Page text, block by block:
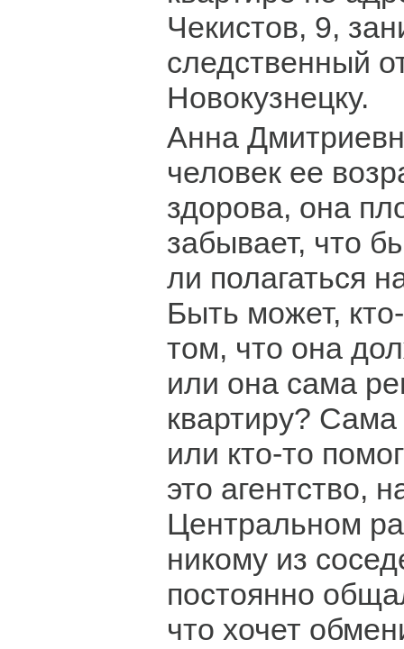
Чекистов, 9,
следственный
Новокузнецку.
Анна
человек ее
здорова, она
забывает, что
ли полагаться
Быть может,
том, что она
или она сама
квартиру?
или кто-то
это агентство,
Центральном
никому из
постоянно
что хочет